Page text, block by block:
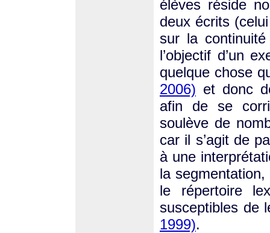
élèves réside
deux écrits
sur la continuité
l’objectif d’un
quelque chose
2006) et donc
afin de se
soulève de
car il s’agit de
à une
la
le répertoire
susceptibles de
1999).